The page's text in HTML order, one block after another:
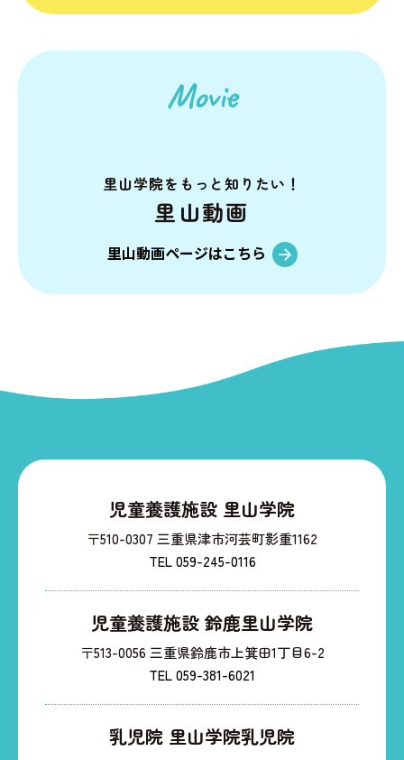
Movie
里山学院を もっと知りたい！
里山動画
里山動画ページはこちら
児童養護施設 里山学院
〒510-0307 三重県津市河芸町影重1162
TEL 059-245-0116
児童養護施設 鈴鹿里山学院
〒513-0056 三重県鈴鹿市上箕田1丁目6-2
TEL 059-381-6021
乳児院 里山学院乳児院